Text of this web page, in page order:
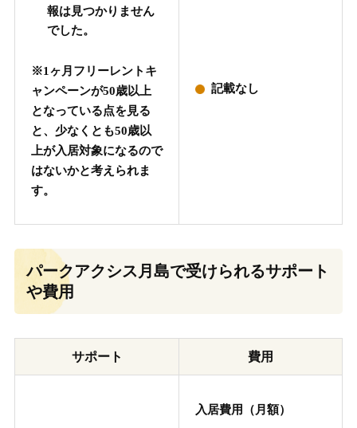
報は見つかりません
でした。
※1ヶ月フリーレントキ
ャンペーンが50歳以上
となっている点を見る
と、少なくとも50歳以
上が入居対象になるので
はないかと考えられま
す。
記載なし
パークアクシス月島で受けられるサポート
や費用
サポート 費用
入居費用（月額）